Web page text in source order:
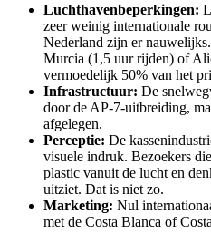
Luchthavenbeperkingen:
zeer weinig internationale
Nederland zijn er
Murcia (1,5 uur rijden) of
vermoedelijk 50% van het
Infrastructuur: De
door de AP-7-uitbreiding,
afgelegen.
Perceptie: De
visuele indruk. Bezoekers
plastic vanuit de lucht en
uitziet. Dat is niet zo.
Marketing: Nul
met de Costa Blanca of